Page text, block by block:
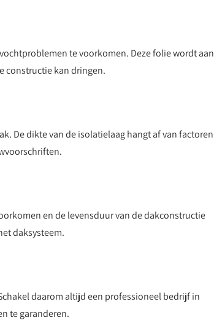
te voorkomen. Deze folie wordt aan
constructie kan dringen.
De dikte van de isolatielaag hangt af van factoren
en de levensduur van de dakconstructie
daksysteem.
daarom altijd een professioneel bedrijf in
te garanderen.